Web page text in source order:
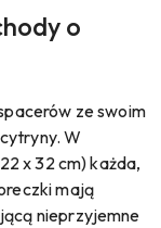
o
ze swoim
W
x 32 cm) każda,
mają
nieprzyjemne